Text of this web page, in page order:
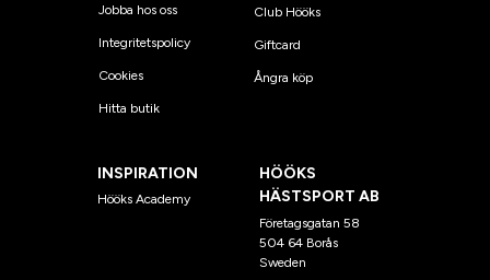
Jobba hos oss
Integritetspolicy
Cookies
Hitta butik
Club Hööks
Giftcard
Ångra köp
INSPIRATION
Hööks Academy
HÖÖKS
HÄSTSPORT AB
Företagsgatan 58
504 64 Borås
Sweden